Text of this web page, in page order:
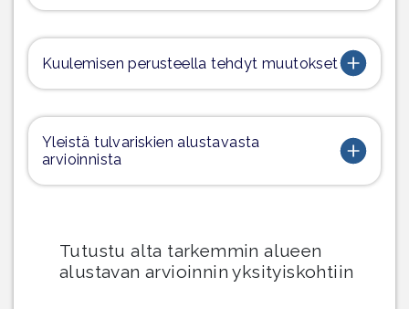
Kuulemisen perusteella tehdyt muutokset
Yleistä tulvariskien alustavasta
arvioinnista
Tutustu alta tarkemmin alueen
alustavan arvioinnin yksityiskohtiin